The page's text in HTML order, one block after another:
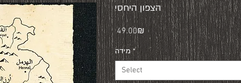
הצפון היחסי
‏49.00 ‏₪Price
מידה *
Select